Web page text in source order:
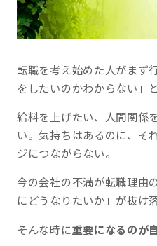
転職を考え始めた人がまず
をしたいのかわからない」
給料を上げたい、人間関係
い。気持ちはあるのに、そ
ジにつながらない。
今の会社の不満が転職理由
にどうなりたいか」が抜け
そんな時に重要になるのが